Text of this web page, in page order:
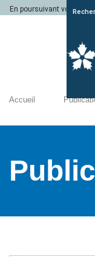
En poursuivant votre
Accueil